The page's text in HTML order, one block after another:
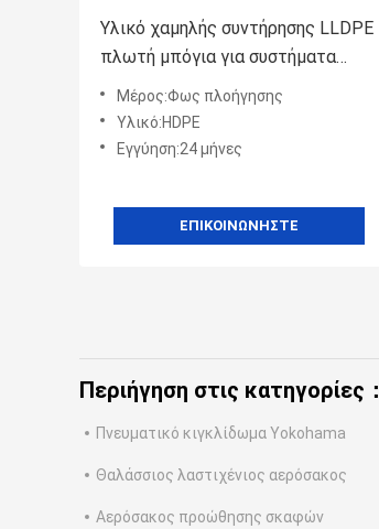
Υλικό χαμηλής συντήρησης LLDPE
πλωτή μπόγια για συστήματα
πλοήγησης και προειδοποίησης
στη θάλασσα / ανοικτή θάλασσα /
λίμνες ποταμού
Μέρος:Φως πλοήγησης
Υλικό:HDPE
Εγγύηση:24 μήνες
ΕΠΙΚΟΙΝΩΝΉΣΤΕ
Περιήγηση στις κατηγορίες：
Πνευματικό κιγκλίδωμα Yokohama
Θαλάσσιος λαστιχένιος αερόσακος
Αερόσακος προώθησης σκαφών